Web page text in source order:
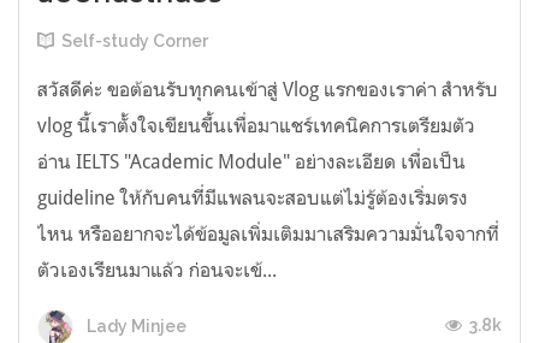
Self-study Corner
สวัสดีค่ะ ขอต้อนรับทุกคนเข้าสู่ Vlog แรกของเราค่า สำหรับ
vlog นี้เราตั้งใจเขียนขึ้นเพื่อมาแชร์เทคนิคการเตรียมตัว
อ่าน IELTS "Academic Module" อย่างละเอียด เพื่อเป็น
guideline ให้กับคนที่มีแพลนจะสอบแต่ไม่รู้ต้องเริ่มตรง
ไหน หรืออยากจะได้ข้อมูลเพิ่มเติมมาเสริมความมั่นใจจากที่
ตัวเองเรียนมาแล้ว ก่อนจะเข้...
Lady Minjee 3.8k